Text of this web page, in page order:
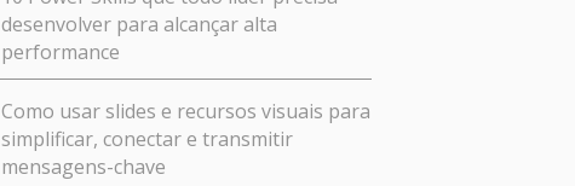
desenvolver para alcançar alta
performance
Como usar slides e recursos visuais para
simplificar, conectar e transmitir
mensagens-chave